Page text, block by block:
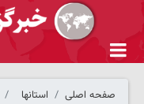
صفحه اصلی استانها